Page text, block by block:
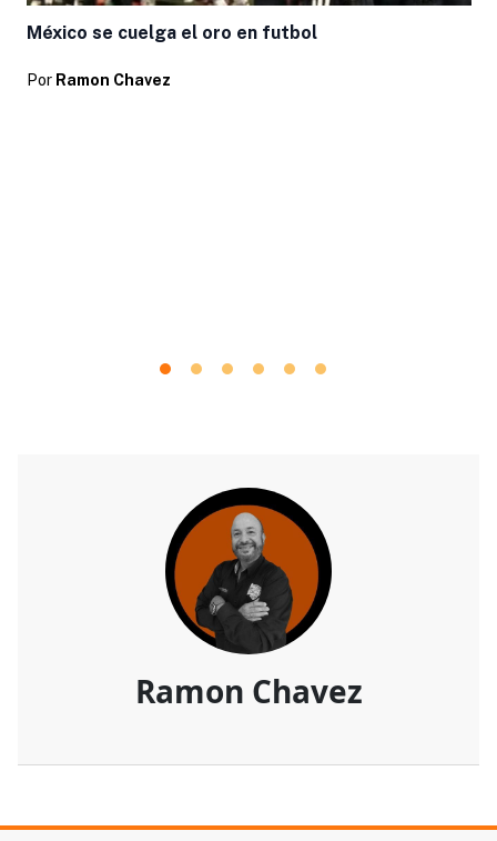
México se cuelga el oro en futbol
Por Ramon Chavez
Ramon Chavez